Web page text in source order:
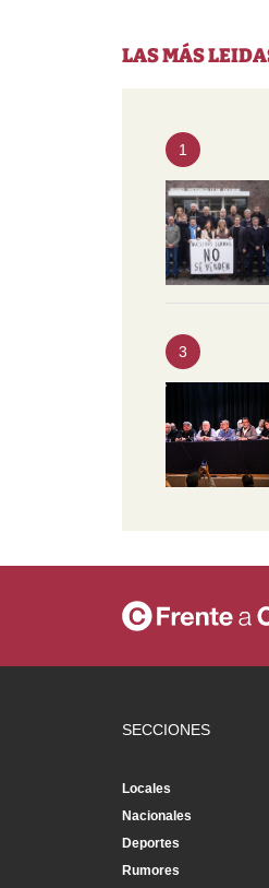
LAS MÁS
1
3
SECCIONES
Locales
Nacionales
Deportes
Rumores